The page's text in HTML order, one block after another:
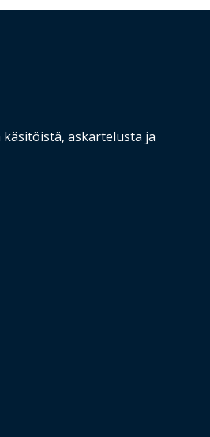
askartelusta ja